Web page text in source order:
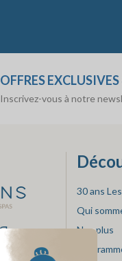
OFFRES
Inscrivez-vous à notre
30 ans
Qui
Nos plus